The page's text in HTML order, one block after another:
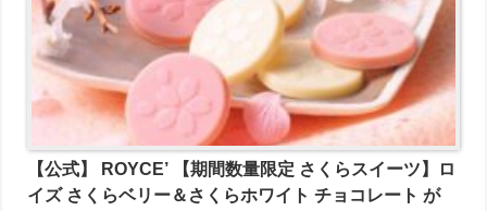
【公式】 ROYCE’ 【期間数量限定 さくらスイーツ】ロ
イズ さくらベリー＆さくらホワイト チョコレート が